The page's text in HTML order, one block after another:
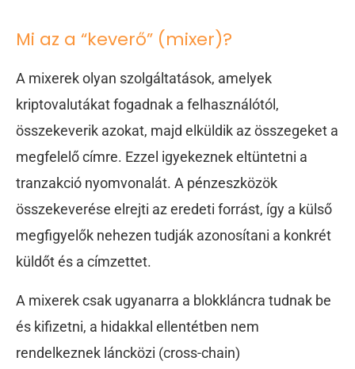
Mi az a “keverő” (mixer)?
A mixerek olyan szolgáltatások, amelyek
kriptovalutákat fogadnak a felhasználótól,
összekeverik azokat, majd elküldik az összegeket a
megfelelő címre. Ezzel igyekeznek eltüntetni a
tranzakció nyomvonalát. A pénzeszközök
összekeverése elrejti az eredeti forrást, így a külső
megfigyelők nehezen tudják azonosítani a konkrét
küldőt és a címzettet.
A mixerek csak ugyanarra a blokkláncra tudnak be
és kifizetni, a hidakkal ellentétben nem
rendelkeznek láncközi (cross-chain)